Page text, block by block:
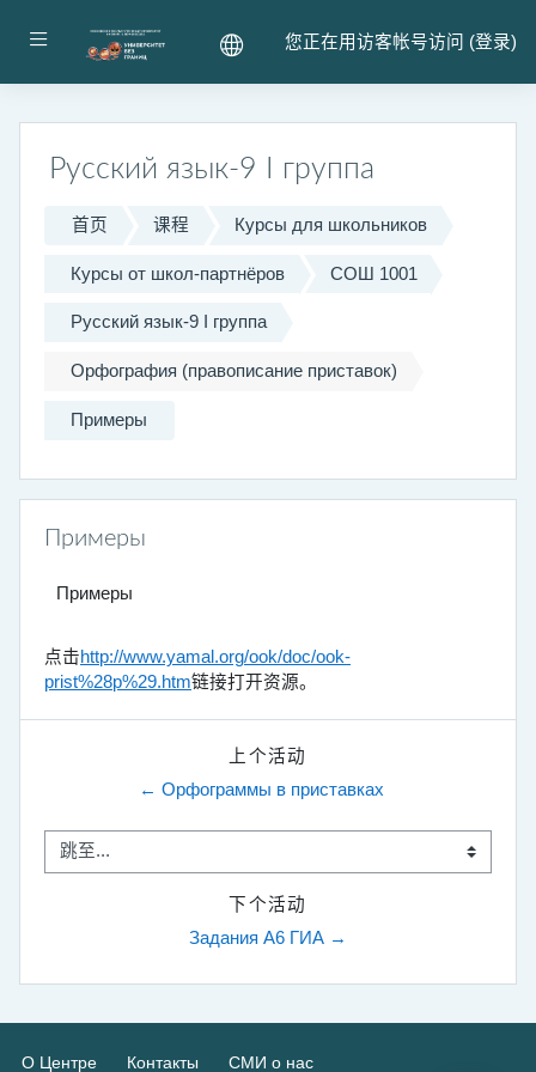
停靠面板 您正在用访客帐号访问 (登录)
Русский язык-9 I группа
首页 课程 Курсы для школьников
Курсы от школ-партнёров СОШ 1001
Русский язык-9 I группа
Орфография (правописание приставок)
Примеры
Примеры
Примеры
点击http://www.yamal.org/ook/doc/ook-
prist%28p%29.htm链接打开资源。
上个活动
← Орфограммы в приставках
跳至...
下个活动
Задания А6 ГИА →
О Центре Контакты СМИ о нас